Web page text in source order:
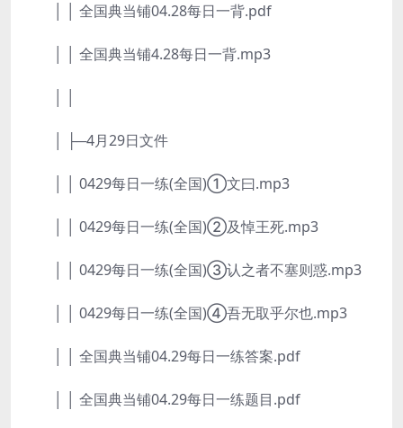
│ │ 全国典当铺04.28每日一背.pdf
│ │ 全国典当铺4.28每日一背.mp3
│ ├─4月29日文件
│ │ 0429每日一练(全国)①文曰.mp3
│ │ 0429每日一练(全国)②及悼王死.mp3
│ │ 0429每日一练(全国)③认之者不塞则惑.mp3
│ │ 0429每日一练(全国)④吾无取乎尔也.mp3
│ │ 全国典当铺04.29每日一练答案.pdf
│ │ 全国典当铺04.29每日一练题目.pdf